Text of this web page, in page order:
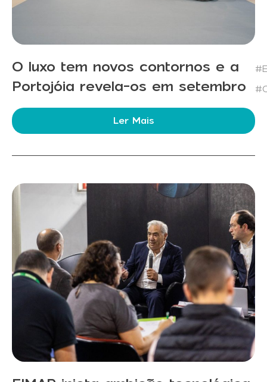
O luxo tem novos contornos e a
Portojóia revela-os em setembro
Ler Mais